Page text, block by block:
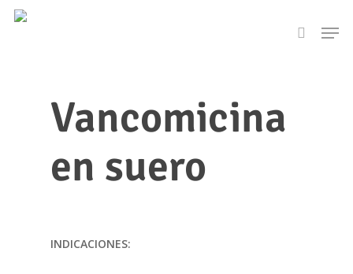
Skip
search
Vancomicina
en suero
INDICACIONES: